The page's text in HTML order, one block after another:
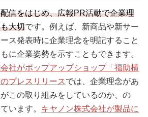
信をはじめ、広報PR活動で企業理
大切です。例えば、新商品や新サー
ス発表時に企業理念を明記すること
に企業姿勢を示すこともできます。
社がポップアップショップ「福助横
プレスリリース では、企業理念があ
この取り組みをしているのか、の
います。 キヤノン株式会社が製品に